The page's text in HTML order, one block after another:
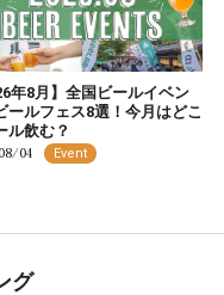
年8月】全国ビールイベン
ールフェス8選！今月はどこ
ル飲む？
04 Event
グ